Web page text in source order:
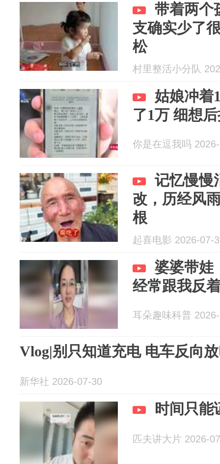
带着两个
支确实少了
松
村里整活小分队
姑娘冲着
了1万 细想
你是在逗我吗
记忆慢慢
改，历经风
根
起喜电影 2026-07-
婆婆带娃
经常跟我反
耳朵趣味科普
Vlog|别只知道充电 电车反向
新华社 2026-07-30
时间只能
匹夫讲大片 2026-